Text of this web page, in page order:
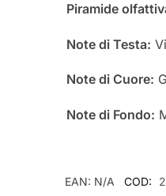
Piramide
Note di Testa:
Note di Cuore:
Note di Fondo:
EAN: N/A COD: